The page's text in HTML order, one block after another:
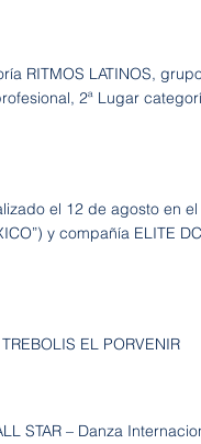
RITMOS LATINOS,
2ª Lugar
el 12 de agosto en el
y compañía ELITE
EL PORVENIR
STAR – Danza